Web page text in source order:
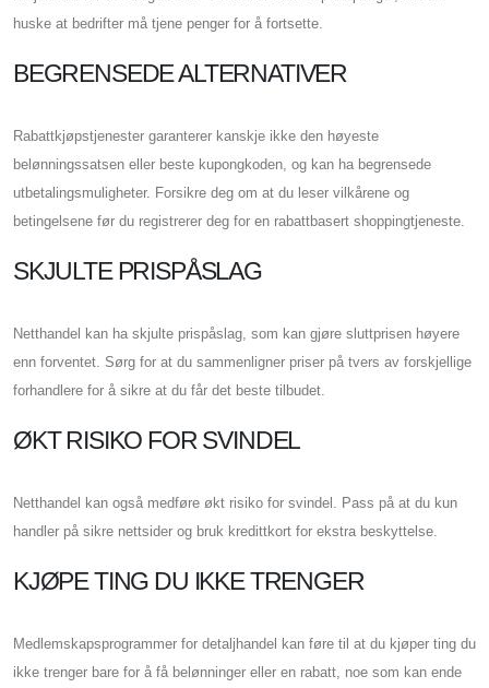
huske at bedrifter må tjene penger for å fortsette.
BEGRENSEDE ALTERNATIVER
Rabattkjøpstjenester garanterer kanskje ikke den høyeste
belønningssatsen eller beste kupongkoden, og kan ha begrensede
utbetalingsmuligheter. Forsikre deg om at du leser vilkårene og
betingelsene før du registrerer deg for en rabattbasert shoppingtjeneste.
SKJULTE PRISPÅSLAG
Netthandel kan ha skjulte prispåslag, som kan gjøre sluttprisen høyere
enn forventet. Sørg for at du sammenligner priser på tvers av forskjellige
forhandlere for å sikre at du får det beste tilbudet.
ØKT RISIKO FOR SVINDEL
Netthandel kan også medføre økt risiko for svindel. Pass på at du kun
handler på sikre nettsider og bruk kredittkort for ekstra beskyttelse.
KJØPE TING DU IKKE TRENGER
Medlemskapsprogrammer for detaljhandel kan føre til at du kjøper ting du
ikke trenger bare for å få belønninger eller en rabatt, noe som kan ende